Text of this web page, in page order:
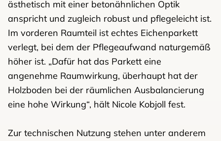
ästhetisch mit einer betonähnlichen Optik
anspricht und zugleich robust und pflegeleicht ist.
Im vorderen Raumteil ist echtes Eichenparkett
verlegt, bei dem der Pflegeaufwand naturgemäß
höher ist. „Dafür hat das Parkett eine
angenehme Raumwirkung, überhaupt hat der
Holzboden bei der räumlichen Ausbalancierung
eine hohe Wirkung“, hält Nicole Kobjoll fest.
Zur technischen Nutzung stehen unter anderem